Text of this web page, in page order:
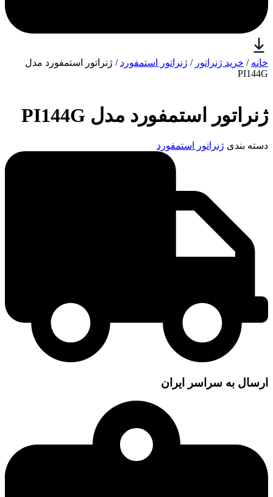
خانه / خرید ژنراتور / ژنراتور استمفورد / ژنراتور استمفورد مدل
PI144G
ژنراتور استمفورد مدل PI144G
دسته بندی ژنراتور استمفورد
ارسال به سراسر ایران